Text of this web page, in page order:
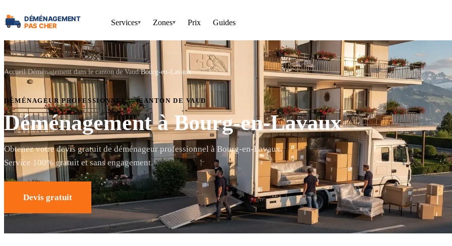
Services▾ Zones▾ Prix Guides
Accueil Déménagement dans le canton de Vaud Bourg-en-Lavaux
DÉMÉNAGEUR PROFESSIONNEL — CANTON DE VAUD
Déménagement à Bourg-en-Lavaux
Obtenez votre devis gratuit de déménageur professionnel à Bourg-en-Lavaux.
Service 100% gratuit et sans engagement.
Devis gratuit